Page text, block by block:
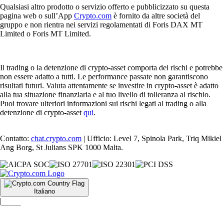
Qualsiasi altro prodotto o servizio offerto e pubblicizzato su questa
pagina web o sull’App Crypto.com è fornito da altre società del
gruppo e non rientra nei servizi regolamentati di Foris DAX MT
Limited o Foris MT Limited.
Il trading o la detenzione di crypto-asset comporta dei rischi e potrebbe
non essere adatto a tutti. Le performance passate non garantiscono
risultati futuri. Valuta attentamente se investire in crypto-asset è adatto
alla tua situazione finanziaria e al tuo livello di tolleranza al rischio.
Puoi trovare ulteriori informazioni sui rischi legati al trading o alla
detenzione di crypto-asset qui.
Contatto: chat.crypto.com | Ufficio: Level 7, Spinola Park, Triq Mikiel
Ang Borg, St Julians SPK 1000 Malta.
Italiano
|